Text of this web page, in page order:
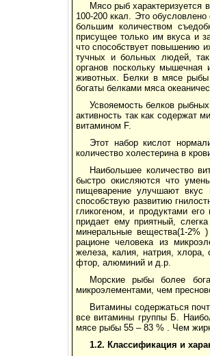
Мясо рыб характеризуется
100-200 ккал. Это
большим количеством
присущее только им вкуса и
что способствует повышению
тучных и больных людей, так
органов поскольку
животных. Белки в мясе рыбы
богаты белками мяса
Усвояемость белков
активность так как содержат
витамином F.
Этот набор кислот
количество холестерина в
Наибольшее количество
быстро окисляются что
пищеварение улучшают вкус
способствую развитию
гликогеном, и продуктами
придает ему приятный,
минеральные вещества(1-2%
рационе человека из
железа, калия, натрия,
фтор, алюминий и д.р.
Морские рыбы более
микроэлементами, чем
Витамины содержаться
все витамины группы Б.
мясе рыбы 55 – 83 % . Чем
1.2. Классификация и